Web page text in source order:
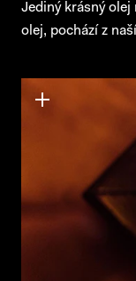
Jediný krásný
olej, pochází z